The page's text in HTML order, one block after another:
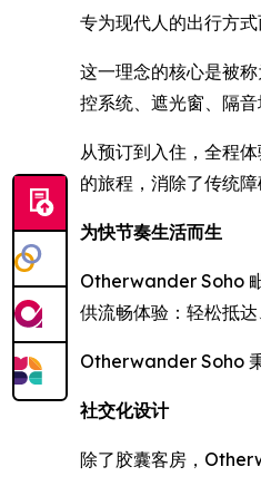
专为现代人的出行方
这一理念的核心是被
控系统、遮光窗、隔
从预订到入住，全程
的旅程，消除了传统
为快节奏生活而生
Otherwander Soho
供流畅体验：轻松抵
Otherwander Soho
社交化设计
除了胶囊客房，